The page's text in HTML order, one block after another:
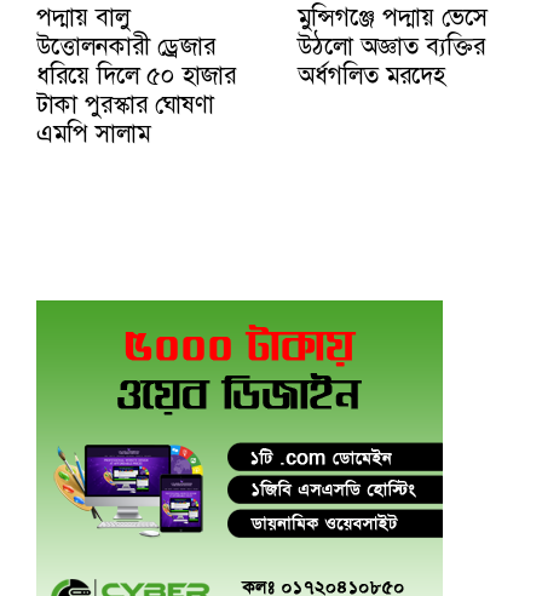
পদ্মায় বালু
উত্তোলনকারী ড্রেজার
ধরিয়ে দিলে ৫০ হাজার
টাকা পুরস্কার ঘোষণা
এমপি সালাম
মুন্সিগঞ্জে পদ্মায় ভেসে
উঠলো অজ্ঞাত ব্যক্তির
অর্ধগলিত মরদেহ